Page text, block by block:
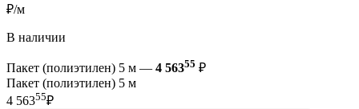
₽/м
В наличии
Пакет (полиэтилен) 5 м — 4 56355 ₽
Пакет (полиэтилен) 5 м
4 56355₽